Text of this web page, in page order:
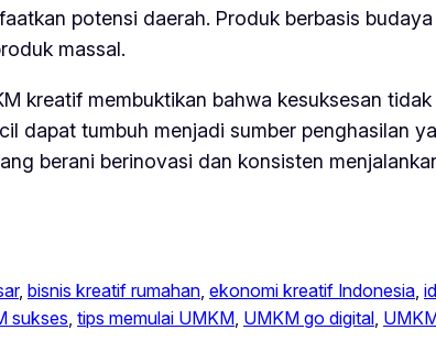
potensi daerah. Produk berbasis
massal.
kreatif membuktikan bahwa kesuksesan
dapat tumbuh menjadi sumber penghasilan
berani berinovasi dan konsisten
, bisnis kreatif rumahan ekonomi kreatif Indonesia
sukses tips memulai UMKM UMKM go digital